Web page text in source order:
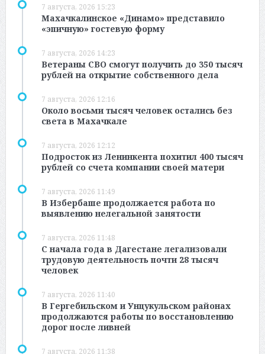
7 августа, 2026 15:23
Махачкалинское «Динамо» представило
«эпичную» гостевую форму
7 августа, 2026 14:23
Ветераны СВО смогут получить до 350 тысяч
рублей на открытие собственного дела
7 августа, 2026 12:16
Около восьми тысяч человек остались без
света в Махачкале
7 августа, 2026 12:12
Подросток из Ленинкента похитил 400 тысяч
рублей со счета компании своей матери
7 августа, 2026 11:49
В Избербаше продолжается работа по
выявлению нелегальной занятости
7 августа, 2026 11:48
С начала года в Дагестане легализовали
трудовую деятельность почти 28 тысяч
человек
7 августа, 2026 11:40
В Гергебильском и Унцукульском районах
продолжаются работы по восстановлению
дорог после ливней
7 августа, 2026 11:38